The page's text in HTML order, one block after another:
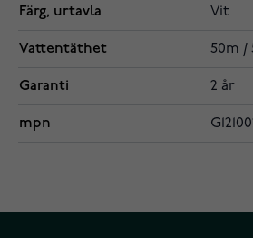
Färg, urtavla Vit
Vattentäthet 50m /
Garanti 2 år
mpn